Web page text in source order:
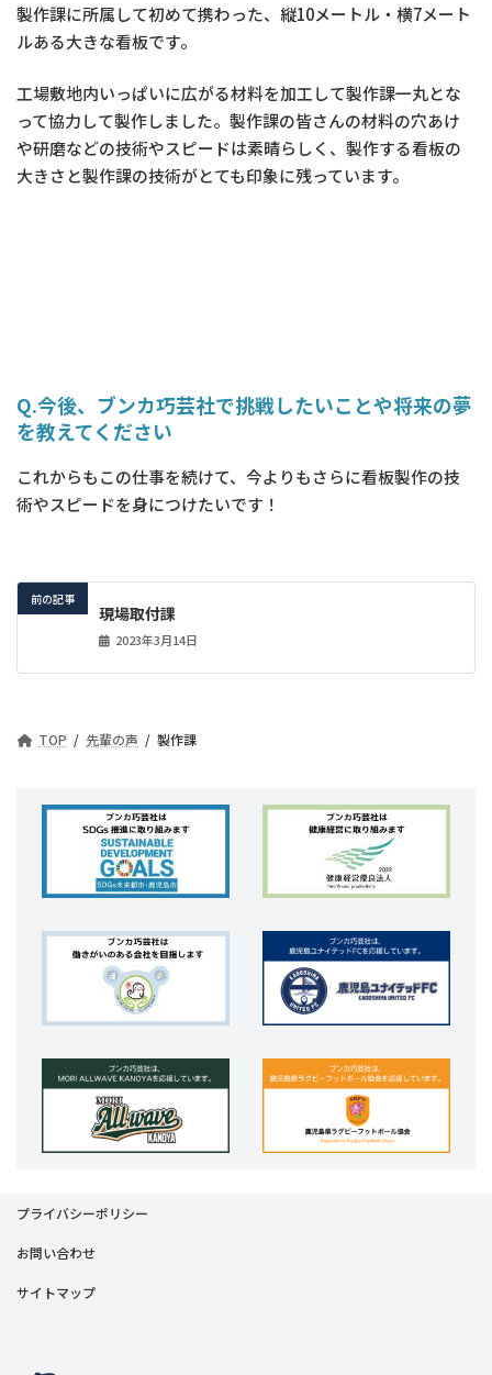
製作課に所属して初めて携わった、縦10メートル・横7メート
ルある大きな看板です。
工場敷地内いっぱいに広がる材料を加工して製作課一丸とな
って協力して製作しました。製作課の皆さんの材料の穴あけ
や研磨などの技術やスピードは素晴らしく、製作する看板の
大きさと製作課の技術がとても印象に残っています。
Q.今後、ブンカ巧芸社で挑戦したいことや将来の夢
を教えてください
これからもこの仕事を続けて、今よりもさらに看板製作の技
術やスピードを身につけたいです！
前の記事
現場取付課
2023年3月14日
TOP 先輩の声 製作課
プライバシーポリシー
お問い合わせ
サイトマップ